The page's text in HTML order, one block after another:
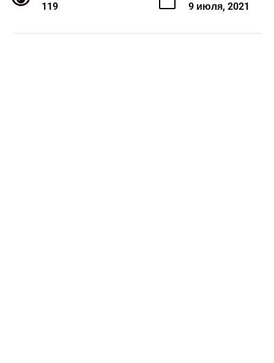
119 9 июля, 2021